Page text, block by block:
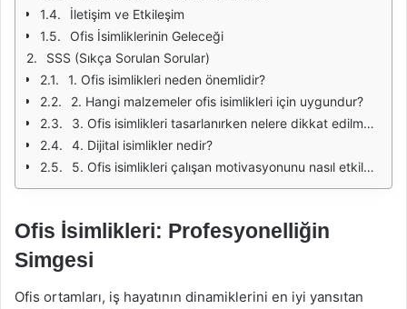
İletişim ve Etkileşim
Ofis İsimliklerinin Geleceği
SSS (Sıkça Sorulan Sorular)
1. Ofis isimlikleri neden önemlidir?
2. Hangi malzemeler ofis isimlikleri için uygundur?
3. Ofis isimlikleri tasarlanırken nelere dikkat edilmelidir?
4. Dijital isimlikler nedir?
5. Ofis isimlikleri çalışan motivasyonunu nasıl etkiler?
Ofis İsimlikleri: Profesyonelliğin
Simgesi
Ofis ortamları, iş hayatının dinamiklerini en iyi yansıtan